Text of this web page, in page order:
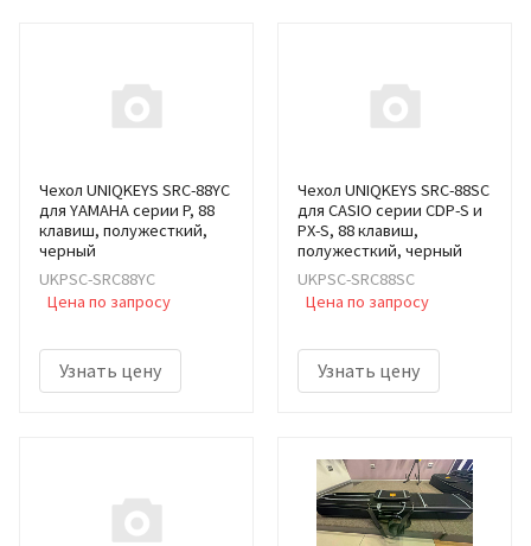
Чехол UNIQKEYS SRC-88YC
для YAMAHA серии P, 88
клавиш, полужесткий,
черный
UKPSC-SRC88YC
Цена по запросу
Узнать цену
Чехол UNIQKEYS SRC-88SC
для CASIO серии CDP-S и
PX-S, 88 клавиш,
полужесткий, черный
UKPSC-SRC88SC
Цена по запросу
Узнать цену